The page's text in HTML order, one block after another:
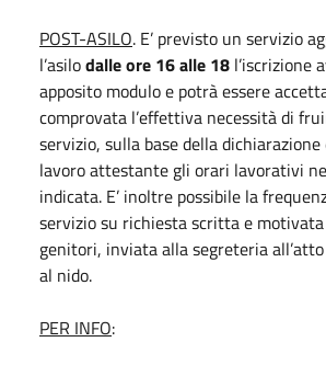
POST-ASILO. E’ previsto un servizio
l’asilodalle ore 16 alle 18 l’iscrizione
apposito modulo e potrà essere
comprovata l’effettiva necessità di
servizio, sulla base della
lavoro attestante gli orari lavorativi
indicata. E’ inoltre possibile la
servizio su richiesta scritta e
genitori, inviata alla segreteria all’atto
al nido.
PER INFO: